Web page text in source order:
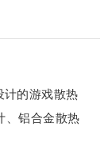
的游戏散热
、铝合金散热